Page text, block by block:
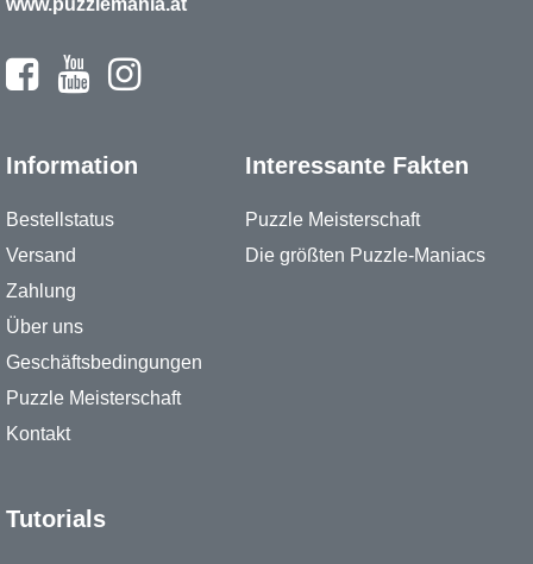
www.puzzlemania.at
Information
Bestellstatus
Versand
Zahlung
Über uns
Geschäftsbedingungen
Puzzle Meisterschaft
Kontakt
Interessante Fakten
Puzzle Meisterschaft
Die größten Puzzle-Maniacs
Tutorials